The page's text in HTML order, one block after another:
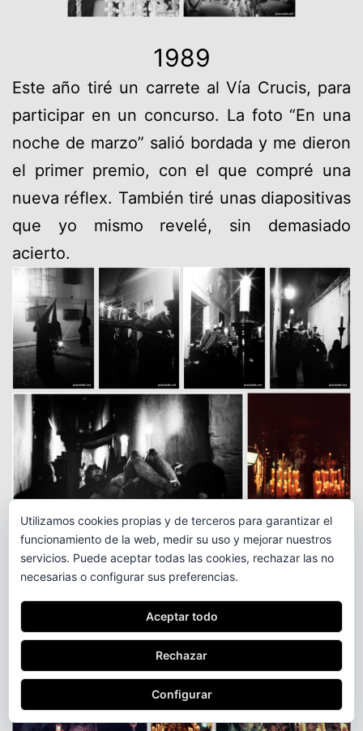
1989
Este año tiré un carrete al Vía Crucis, para
participar en un concurso. La foto “En una
noche de marzo” salió bordada y me dieron
el primer premio, con el que compré una
nueva réflex. También tiré unas diapositivas
que yo mismo revelé, sin demasiado
acierto.
Utilizamos cookies propias y de terceros para garantizar el
funcionamiento de la web, medir su uso y mejorar nuestros
servicios. Puede aceptar todas las cookies, rechazar las no
necesarias o configurar sus preferencias.
Aceptar todo
Rechazar
Configurar